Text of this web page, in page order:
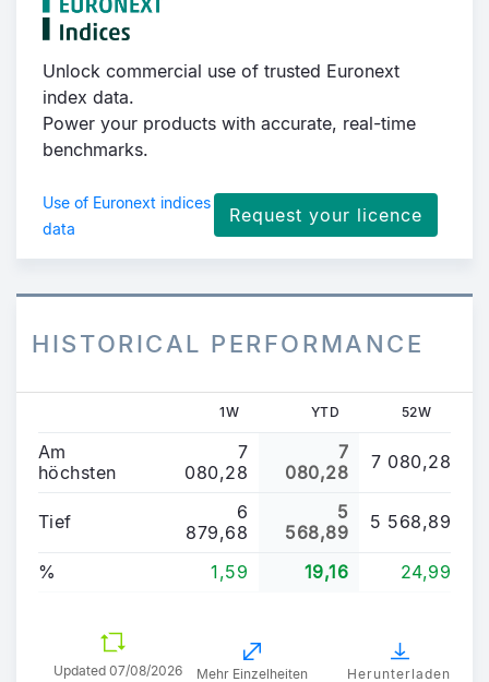
Unlock commercial use of trusted Euronext
index data.
Power your products with accurate, real-time
benchmarks.
Use of Euronext indices
data
Request your licence
HISTORICAL PERFORMANCE
1W YTD 52W
Am
höchsten
7
080,28
7
080,28
7 080,28
Tief
6
879,68
5
568,89
5 568,89
% 1,59 19,16 24,99
Updated 07/08/2026
Mehr Einzelheiten Herunterladen